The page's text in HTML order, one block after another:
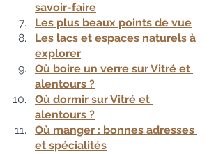
savoir-faire
Les plus beaux points de vue
Les lacs et espaces naturels à
explorer
Où boire un verre sur Vitré et
alentours ?
Où dormir sur Vitré et
alentours ?
Où manger : bonnes adresses
et spécialités